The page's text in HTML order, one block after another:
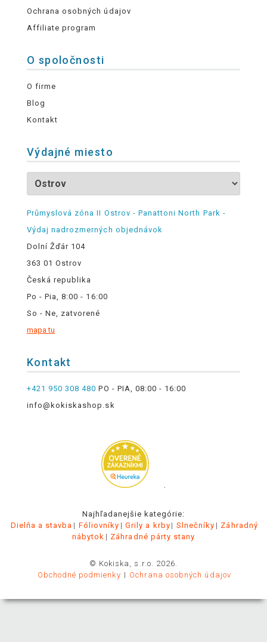
Ochrana osobných údajov
Affiliate program
O spoločnosti
O firme
Blog
Kontakt
Výdajné miesto
Průmyslová zóna II Ostrov - Panattoni North Park -
Výdaj nadrozmerných objednávok
Dolní Žďár 104
363 01 Ostrov
Česká republika
Po - Pia, 8:00 - 16:00
So - Ne, zatvorené
mapa tu
Kontakt
+421 950 308 480 PO - PIA, 08:00 - 16:00
info@kokiskashop.sk
.
Najhľadanejšie kategórie:
Dielňa a stavba
Fóliovníky Grily a krby Slnečníky
Záhradný
nábytok
Záhradné párty stany
© Kokiska, s.r.o. 2026.
Obchodné podmienky
Ochrana osobných údajov